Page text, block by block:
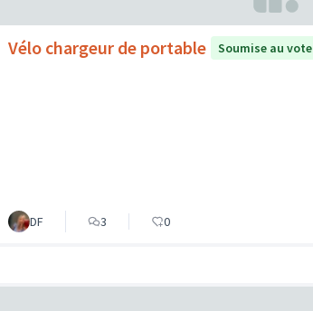
Vélo chargeur de portable Soumise au vote
DF 3 0